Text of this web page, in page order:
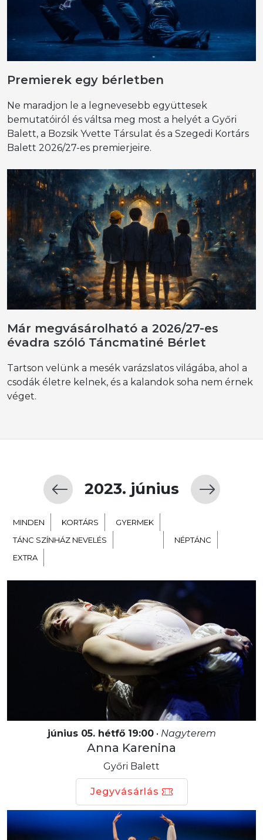
Premierek egy bérletben
Ne maradjon le a legnevesebb együttesek
bemutatóiról és váltsa meg most a helyét a Győri
Balett, a Bozsik Yvette Társulat és a Szegedi Kortárs
Balett 2026/27-es premierjeire.
Már megvásárolható a 2026/27-es
évadra szóló Táncmatiné Bérlet
Tartson velünk a mesék varázslatos világába, ahol a
csodák életre kelnek, és a kalandok soha nem érnek
véget.
2023. június
MINDEN KORTÁRS
GYERMEK
TÁNC SZÍNHÁZ NEVELÉS
NÉPTÁNC
EXTRA
június 05. hétfő 19:00• Nagyterem
Anna Karenina
Győri Balett
Jegyvásárlás